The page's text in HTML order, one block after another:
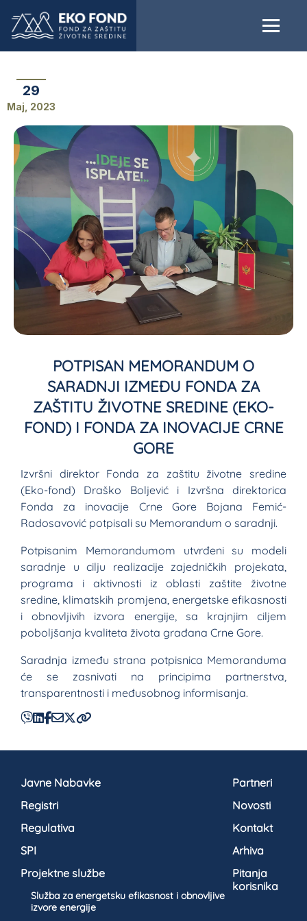
29
Maj, 2023
POTPISAN MEMORANDUM O
SARADNJI IZMEĐU FONDA ZA
ZAŠTITU ŽIVOTNE SREDINE (EKO-
FOND) I FONDA ZA INOVACIJE CRNE
GORE
Izvršni direktor Fonda za zaštitu životne sredine
(Eko-fond) Draško Boljević i Izvršna direktorica
Fonda za inovacije Crne Gore Bojana Femić-
Radosavović potpisali su Memorandum o saradnji.
Potpisanim Memorandumom utvrđeni su modeli
saradnje u cilju realizacije zajedničkih projekata,
programa i aktivnosti iz oblasti zaštite životne
sredine, klimatskih promjena, energetske efikasnosti
i obnovljivih izvora energije, sa krajnjim ciljem
poboljšanja kvaliteta života građana Crne Gore.
Saradnja između strana potpisnica Memoranduma
će se zasnivati na principima partnerstva,
transparentnosti i međusobnog informisanja.
Javne Nabavke
Registri
Regulativa
SPI
Projektne službe
Služba za energetsku efikasnost i obnovljive
izvore energije
Partneri
Novosti
Kontakt
Arhiva
Pitanja
korisnika